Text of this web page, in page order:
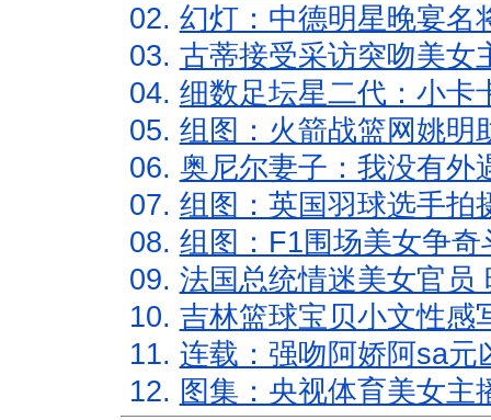
02. 幻灯：中德明星晚宴名
03. 古蒂接受采访突吻美女
04. 细数足坛星二代：小卡
05. 组图：火箭战篮网姚明
06. 奥尼尔妻子：我没有外
07. 组图：英国羽球选手拍
08. 组图：F1围场美女争
09. 法国总统情迷美女官员
10. 吉林篮球宝贝小文性感
11. 连载：强吻阿娇阿sa元
12. 图集：央视体育美女主